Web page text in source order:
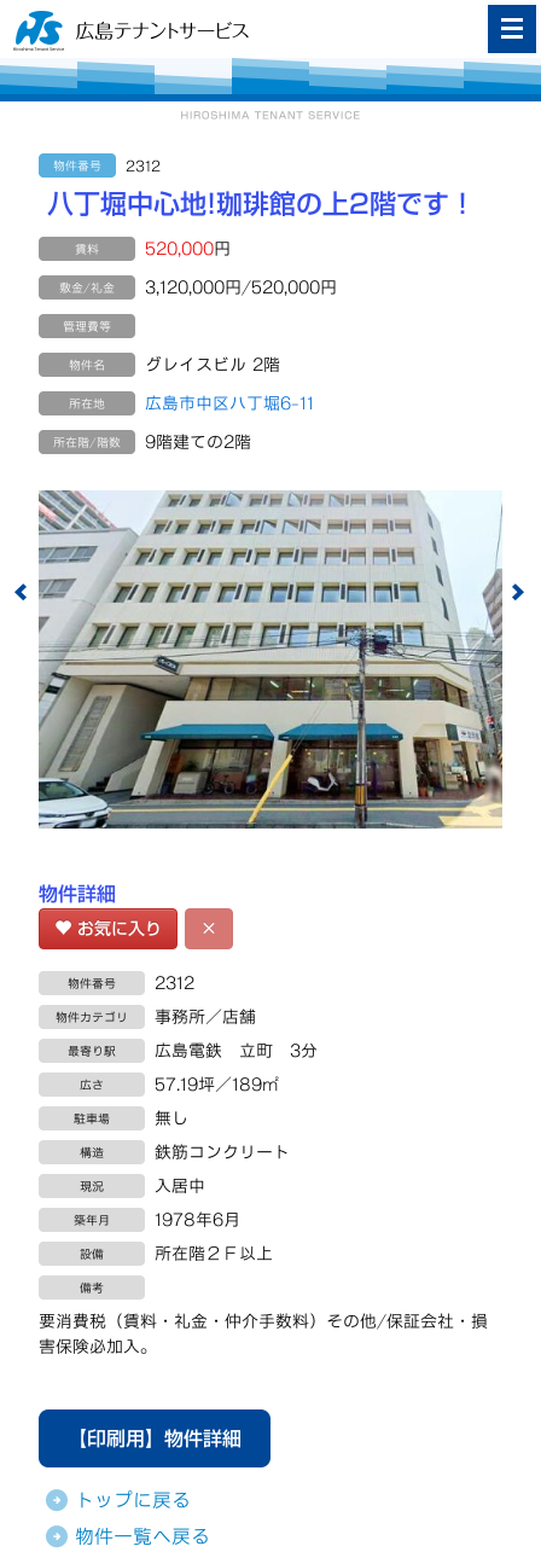
物件番号 2312
八丁堀中心地!珈琲館の上2階です！
賃料 520,000円
敷金/礼金 3,120,000円/520,000円
管理費等
物件名 グレイスビル 2階
所在地 広島市中区八丁堀6-11
所在階/階数 9階建ての2階
物件詳細
お気に入り ×
物件番号 2312
物件カテゴリ 事務所／店舗
最寄り駅 広島電鉄 立町 3分
広さ 57.19坪／189㎡
駐車場 無し
構造 鉄筋コンクリート
現況 入居中
築年月 1978年6月
設備 所在階２Ｆ以上
備考
要消費税（賃料・礼金・仲介手数料）その他/保証会社・損
害保険必加入。
【印刷用】物件詳細
トップに戻る
物件一覧へ戻る